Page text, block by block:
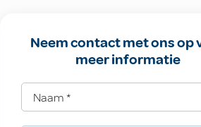
Neem contact met ons op
meer informatie
Naam *